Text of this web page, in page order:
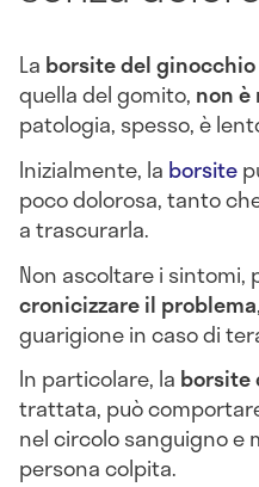
La borsite del
quella del gomito, non è
patologia, spesso, è
Inizialmente, la borsite
poco dolorosa, tanto
a trascurarla.
Non ascoltare i sintomi,
cronicizzare il problema
guarigione in caso di
In particolare, la borsite
trattata, può
nel circolo sanguigno e
persona colpita.